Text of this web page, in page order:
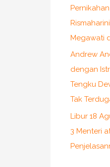
Megawati
Andrew
dengan
Tengku
Tak
Libur 18
3 Menteri